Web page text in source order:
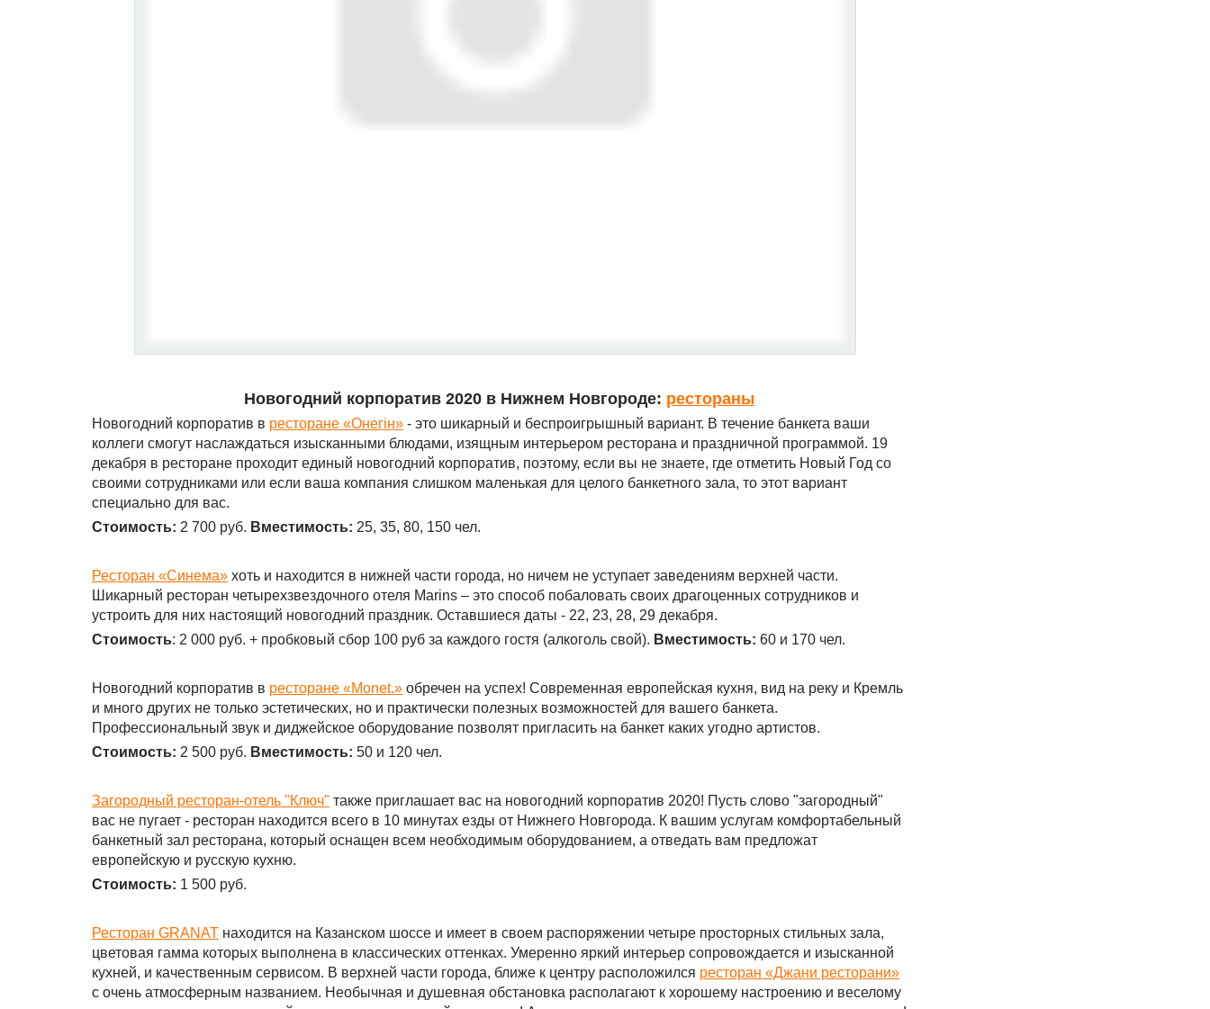
Новогодний корпоратив 2020 в Нижнем Новгороде: рестораны
Новогодний корпоратив в ресторане «Онегiн» - это шикарный и беспроигрышный вариант. В течение банкета ваши
коллеги смогут наслаждаться изысканными блюдами, изящным интерьером ресторана и праздничной программой. 19
декабря в ресторане проходит единый новогодний корпоратив, поэтому, если вы не знаете, где отметить Новый Год со
своими сотрудниками или если ваша компания слишком маленькая для целого банкетного зала, то этот вариант
специально для вас.
Стоимость: 2 700 руб. Вместимость: 25, 35, 80, 150 чел.
Ресторан «Синема» хоть и находится в нижней части города, но ничем не уступает заведениям верхней части.
Шикарный ресторан четырехзвездочного отеля Marins – это способ побаловать своих драгоценных сотрудников и
устроить для них настоящий новогодний праздник. Оставшиеся даты - 22, 23, 28, 29 декабря.
Стоимость: 2 000 руб. + пробковый сбор 100 руб за каждого гостя (алкоголь свой). Вместимость: 60 и 170 чел.
Новогодний корпоратив в ресторане «Monet.» обречен на успех! Современная европейская кухня, вид на реку и Кремль
и много других не только эстетических, но и практически полезных возможностей для вашего банкета.
Профессиональный звук и диджейское оборудование позволят пригласить на банкет каких угодно артистов.
Стоимость: 2 500 руб. Вместимость: 50 и 120 чел.
Загородный ресторан-отель "Ключ" также приглашает вас на новогодний корпоратив 2020! Пусть слово "загородный"
вас не пугает - ресторан находится всего в 10 минутах езды от Нижнего Новгорода. К вашим услугам комфортабельный
банкетный зал ресторана, который оснащен всем необходимым оборудованием, а отведать вам предложат
европейскую и русскую кухню.
Стоимость: 1 500 руб.
Ресторан GRANAT находится на Казанском шоссе и имеет в своем распоряжении четыре просторных стильных зала,
цветовая гамма которых выполнена в классических оттенках. Умеренно яркий интерьер сопровождается и изысканной
кухней, и качественным сервисом. В верхней части города, ближе к центру расположился ресторан «Джани ресторани»
с очень атмосферным названием. Необычная и душевная обстановка располагают к хорошему настроению и веселому